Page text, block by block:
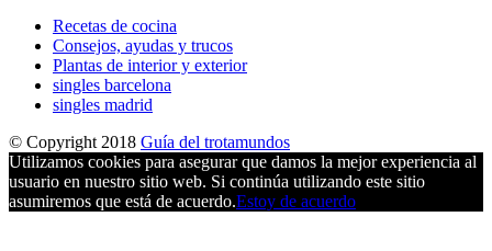
Recetas de cocina
Consejos, ayudas y trucos
Plantas de interior y exterior
singles barcelona
singles madrid
© Copyright 2018 Guía del trotamundos
Utilizamos cookies para asegurar que damos la mejor experiencia al
usuario en nuestro sitio web. Si continúa utilizando este sitio
asumiremos que está de acuerdo.Estoy de acuerdo